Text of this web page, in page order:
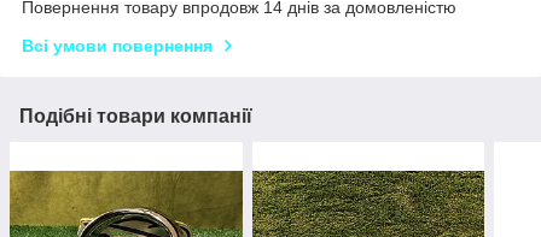
Повернення товару впродовж 14 днів за домовленістю
Всі умови повернення
Подібні товари компанії